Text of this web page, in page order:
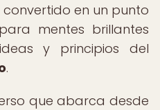
convertido en un punto
mentes brillantes
y principios del
.
que abarca desde